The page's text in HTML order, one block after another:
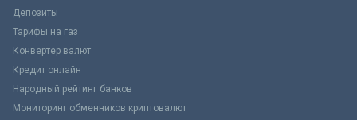
Депозиты
Тарифы на газ
Конвертер валют
Кредит онлайн
Народный рейтинг банков
Мониторинг обменников криптовалют